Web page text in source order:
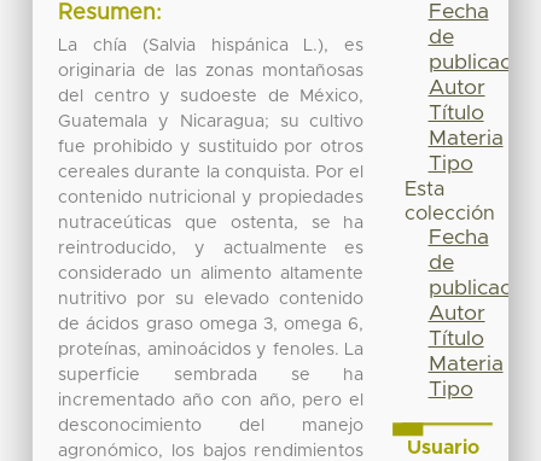
Resumen:
La chía (Salvia hispánica L.), es
originaria de las zonas montañosas
del centro y sudoeste de México,
Guatemala y Nicaragua; su cultivo
fue prohibido y sustituido por otros
cereales durante la conquista. Por el
contenido nutricional y propiedades
nutraceúticas que ostenta, se ha
reintroducido, y actualmente es
considerado un alimento altamente
nutritivo por su elevado contenido
de ácidos graso omega 3, omega 6,
proteínas, aminoácidos y fenoles. La
superficie sembrada se ha
incrementado año con año, pero el
desconocimiento del manejo
agronómico, los bajos rendimientos
Fecha
de
publicación
Autor
Título
Materia
Tipo
Esta
colección
Fecha
de
publicación
Autor
Título
Materia
Tipo
Usuario